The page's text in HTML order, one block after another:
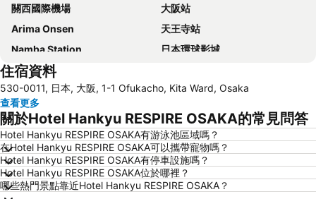
關西國際機場
大阪站
Arima Onsen
天王寺站
Namba Station
日本環球影城
道頓崛
神戶三宮車站
Namba City
心齋橋站
新大阪站
大阪城
道頓堀
嵐山竹林
大阪國際機場
清水寺
Rinku Town Station
Yodoyabashi Station
Osaka City Air Terminal
住宿資料
530-0011, 日本, 大阪, 1-1 Ofukacho, Kita Ward, Osaka
查看更多
關於Hotel Hankyu RESPIRE OSAKA的常見問答
Hotel Hankyu RESPIRE OSAKA有游泳池區域嗎？
在Hotel Hankyu RESPIRE OSAKA可以攜帶寵物嗎？
Hotel Hankyu RESPIRE OSAKA有停車設施嗎？
Hotel Hankyu RESPIRE OSAKA位於哪裡？
哪些熱門景點靠近Hotel Hankyu RESPIRE OSAKA？